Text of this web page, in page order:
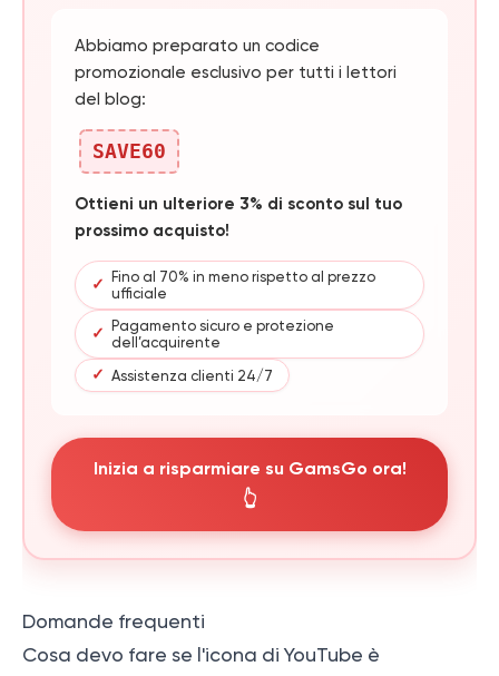
Abbiamo preparato un codice
promozionale esclusivo per tutti i lettori
del blog:
SAVE60
Ottieni un ulteriore 3% di sconto sul tuo
prossimo acquisto!
✓
Fino al 70% in meno rispetto al prezzo
ufficiale
✓
Pagamento sicuro e protezione
dell’acquirente
✓ Assistenza clienti 24/7
Inizia a risparmiare su GamsGo ora!
👆
Domande frequenti
Cosa devo fare se l'icona di YouTube è